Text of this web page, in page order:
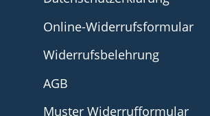
Online-Widerrufsformular
Widerrufsbelehrung
AGB
Muster Widerrufformular